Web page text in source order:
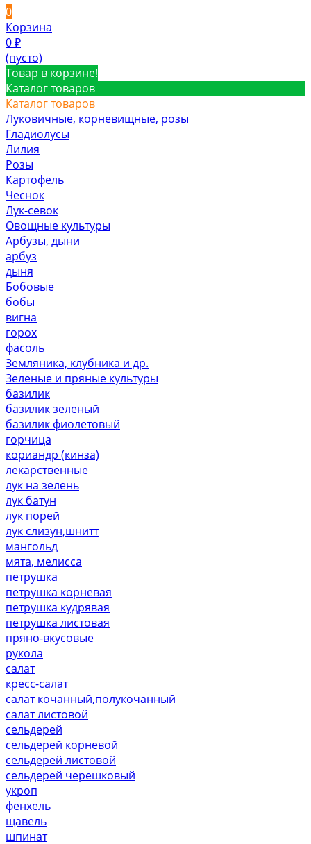
0
Корзина
0 ₽
(пусто)
Товар в корзине!
Каталог товаров
Каталог товаров
Луковичные, корневищные, розы
Гладиолусы
Лилия
Розы
Картофель
Чеснок
Лук-севок
Овощные культуры
Арбузы, дыни
арбуз
дыня
Бобовые
бобы
вигна
горох
фасоль
Земляника, клубника и др.
Зеленые и пряные культуры
базилик
базилик зеленый
базилик фиолетовый
горчица
кориандр (кинза)
лекарственные
лук на зелень
лук батун
лук порей
лук слизун,шнитт
мангольд
мята, мелисса
петрушка
петрушка корневая
петрушка кудрявая
петрушка листовая
пряно-вкусовые
рукола
салат
кресс-салат
салат кочанный,полукочанный
салат листовой
сельдерей
сельдерей корневой
сельдерей листовой
сельдерей черешковый
укроп
фенхель
щавель
шпинат